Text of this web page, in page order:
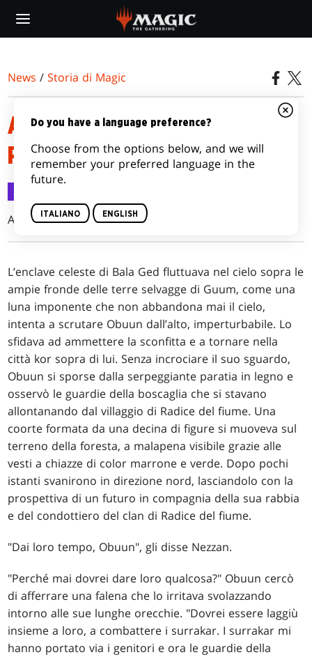
main
News /Storia di Magic
AL DI SOTTO DELL’ALBERO DI
RADICE DEL FIUME
Storia di Magic
A. Z. Louise
L’enclave celeste di Bala Ged fluttuava nel cielo sopra le
ampie fronde delle terre selvagge di Guum, come una
luna imponente che non abbandona mai il cielo,
intenta a scrutare Obuun dall’alto, imperturbabile. Lo
sfidava ad ammettere la sconfitta e a tornare nella
città kor sopra di lui. Senza incrociare il suo sguardo,
Obuun si sporse dalla serpeggiante paratia in legno e
osservò le guardie della boscaglia che si stavano
allontanando dal villaggio di Radice del fiume. Una
coorte formata da una decina di figure si muoveva sul
terreno della foresta, a malapena visibile grazie alle
vesti a chiazze di color marrone e verde. Dopo pochi
istanti svanirono in direzione nord, lasciandolo con la
prospettiva di un futuro in compagnia della sua rabbia
e del condottiero del clan di Radice del fiume.
"Dai loro tempo, Obuun", gli disse Nezzan.
"Perché mai dovrei dare loro qualcosa?" Obuun cercò
di afferrare una falena che lo irritava svolazzando
intorno alle sue lunghe orecchie. "Dovrei essere laggiù
insieme a loro, a combattere i surrakar. I surrakar mi
hanno portato via i genitori e ora le guardie della
Do you have a language preference?
Choose from the options below, and we will
remember your preferred language in the
future.
ITALIANO ENGLISH